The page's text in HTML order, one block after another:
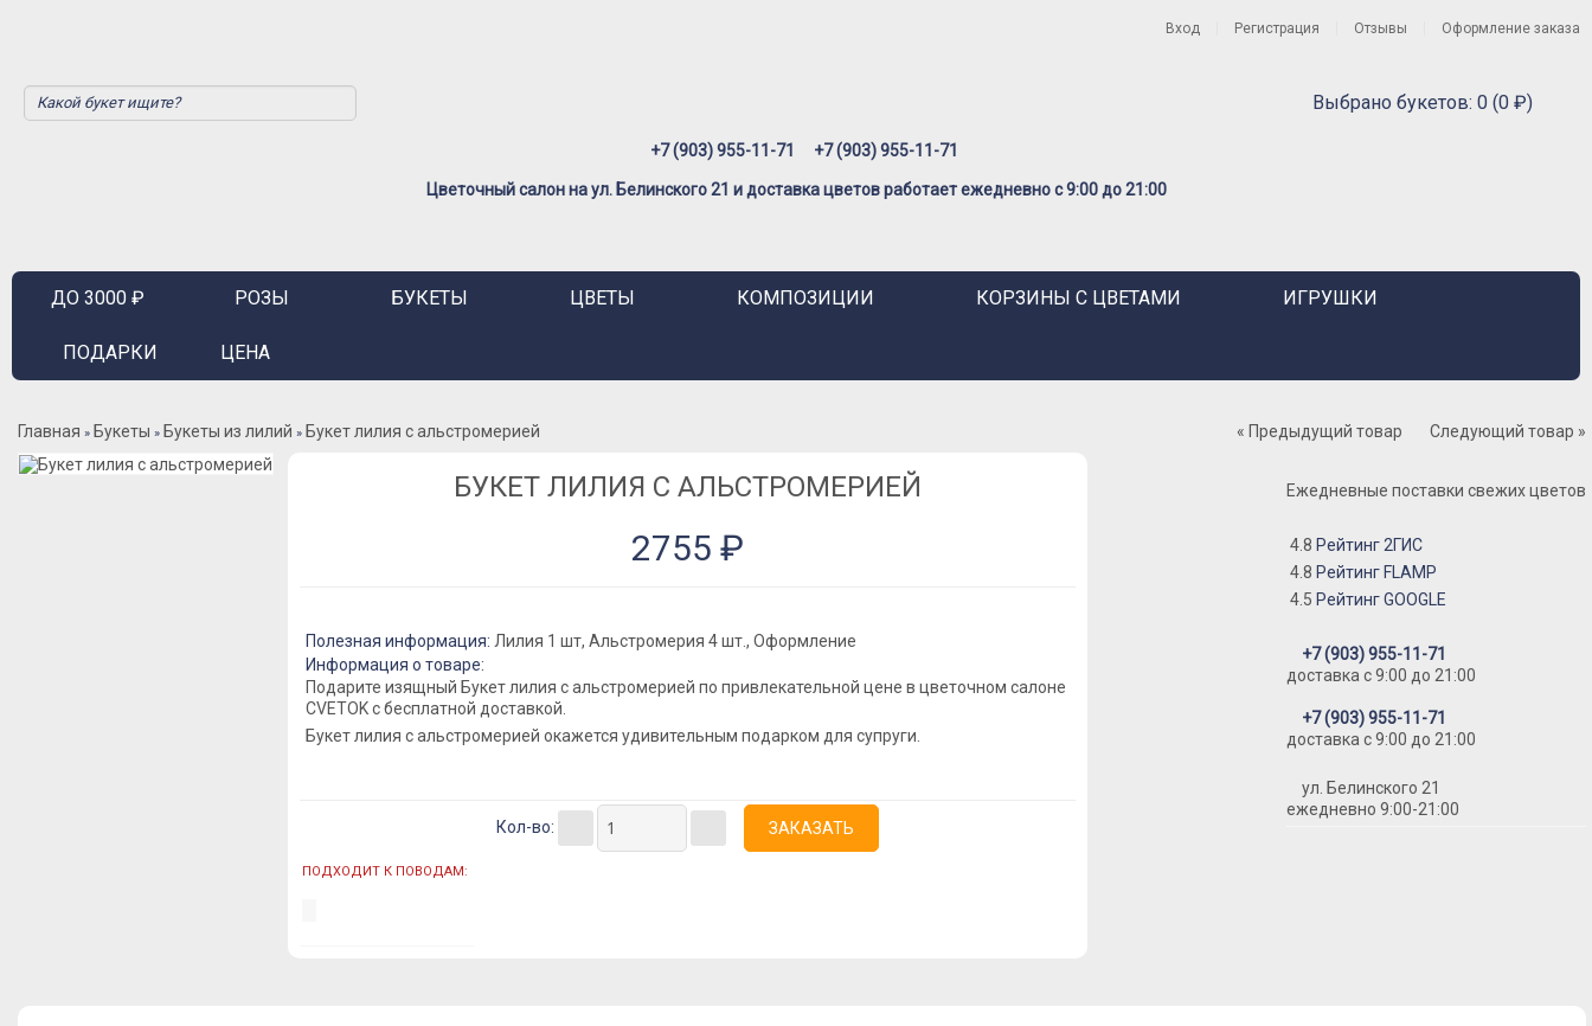
Вход Регистрация Отзывы Оформление заказа
Выбрано букетов: 0 (0 ₽)
+7 (903) 955-11-71 +7 (903) 955-11-71
Цветочный салон на ул. Белинского 21 и доставка цветов работает ежедневно с 9:00 до 21:00
ДО 3000 ₽ РОЗЫ БУКЕТЫ ЦВЕТЫ КОМПОЗИЦИИ КОРЗИНЫ С ЦВЕТАМИ ИГРУШКИ
ПОДАРКИ ЦЕНА
Главная » Букеты » Букеты из лилий » Букет лилия с альстромерией « Предыдущий товар Следующий товар »
БУКЕТ ЛИЛИЯ С АЛЬСТРОМЕРИЕЙ
2755 ₽
Полезная информация: Лилия 1 шт, Альстромерия 4 шт., Оформление
Информация о товаре:
Подарите изящный Букет лилия с альстромерией по привлекательной цене в цветочном салоне
CVETOK с бесплатной доставкой.
Букет лилия с альстромерией окажется удивительным подарком для супруги.
Кол-во:
ПОДХОДИТ К ПОВОДАМ:
Ежедневные поставки свежих цветов
4.8 Рейтинг 2ГИС
4.8 Рейтинг FLAMP
4.5 Рейтинг GOOGLE
+7 (903) 955-11-71
доставка c 9:00 до 21:00
+7 (903) 955-11-71
доставка c 9:00 до 21:00
ул. Белинского 21
ежедневно 9:00-21:00